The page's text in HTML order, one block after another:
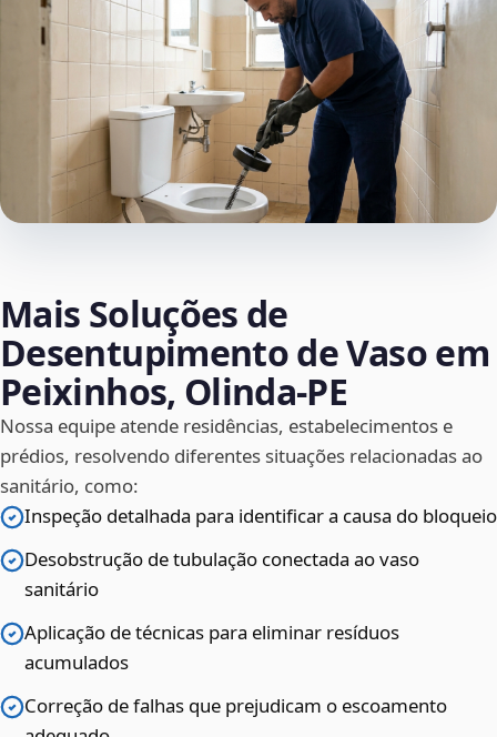
Mais Soluções de
Desentupimento de Vaso em
Peixinhos, Olinda‑PE
Nossa equipe atende residências, estabelecimentos e
prédios, resolvendo diferentes situações relacionadas ao
sanitário, como:
Inspeção detalhada para identificar a causa do bloqueio
Desobstrução de tubulação conectada ao vaso
sanitário
Aplicação de técnicas para eliminar resíduos
acumulados
Correção de falhas que prejudicam o escoamento